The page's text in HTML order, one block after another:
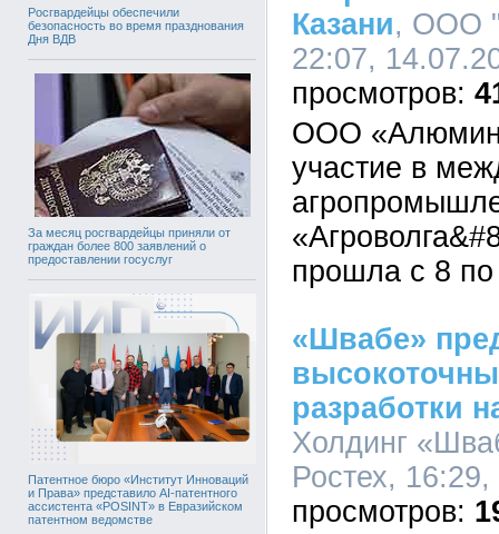
Росгвардейцы обеспечили
безопасность во время празднования
Дня ВДВ
За месяц росгвардейцы приняли от
граждан более 800 заявлений о
предоставлении госуслуг
Патентное бюро «Институт Инноваций
и Права» представило AI-патентного
ассистента «POSINT» в Евразийском
патентном ведомстве
Казани, ООО
22:07,
ООО
участие в
прошла с 8
«Швабе»
разработки
Холдинг
Ростех,